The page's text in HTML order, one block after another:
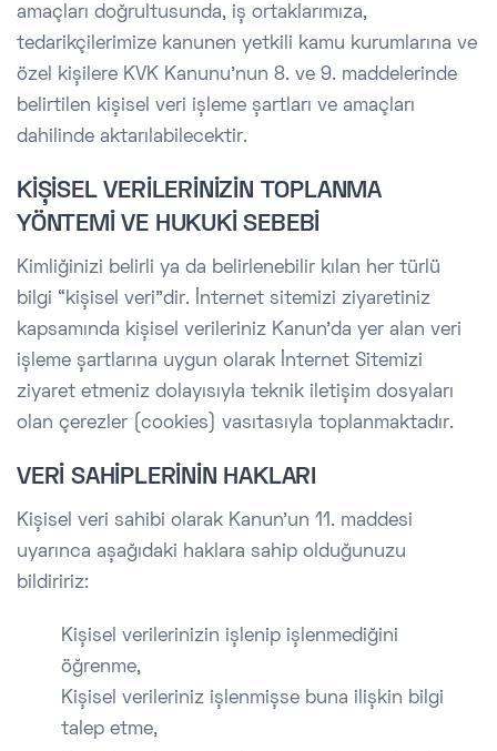
amaçları doğrultusunda, iş ortaklarımıza,
tedarikçilerimize kanunen yetkili kamu kurumlarına ve
özel kişilere KVK Kanunu’nun 8. ve 9. maddelerinde
belirtilen kişisel veri işleme şartları ve amaçları
dahilinde aktarılabilecektir.
KİŞİSEL VERİLERİNİZİN TOPLANMA
YÖNTEMİ VE HUKUKİ SEBEBİ
Kimliğinizi belirli ya da belirlenebilir kılan her türlü
bilgi “kişisel veri”dir. İnternet sitemizi ziyaretiniz
kapsamında kişisel verileriniz Kanun’da yer alan veri
işleme şartlarına uygun olarak İnternet Sitemizi
ziyaret etmeniz dolayısıyla teknik iletişim dosyaları
olan çerezler (cookies) vasıtasıyla toplanmaktadır.
VERİ SAHİPLERİNİN HAKLARI
Kişisel veri sahibi olarak Kanun’un 11. maddesi
uyarınca aşağıdaki haklara sahip olduğunuzu
bildiririz:
Kişisel verilerinizin işlenip işlenmediğini
öğrenme,
Kişisel verileriniz işlenmişse buna ilişkin bilgi
talep etme,